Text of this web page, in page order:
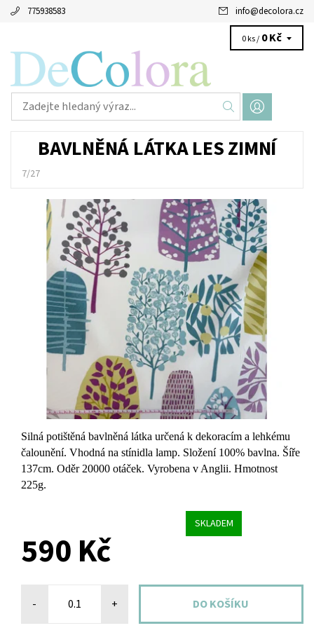
775938583 info@decolora.cz
0 ks / 0 Kč
BAVLNĚNÁ LÁTKA LES ZIMNÍ
7/27
Silná potištěná bavlněná látka určená k dekoracím a lehkému
čalounění. Vhodná na stínidla lamp. Složení 100% bavlna. Šíře
137cm. Oděr 20000 otáček. Vyrobena v Anglii. Hmotnost
225g.
SKLADEM
590 Kč
- +